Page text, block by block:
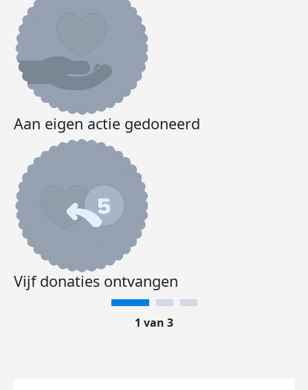
Aan eigen actie gedoneerd
Vijf donaties ontvangen
1 van 3